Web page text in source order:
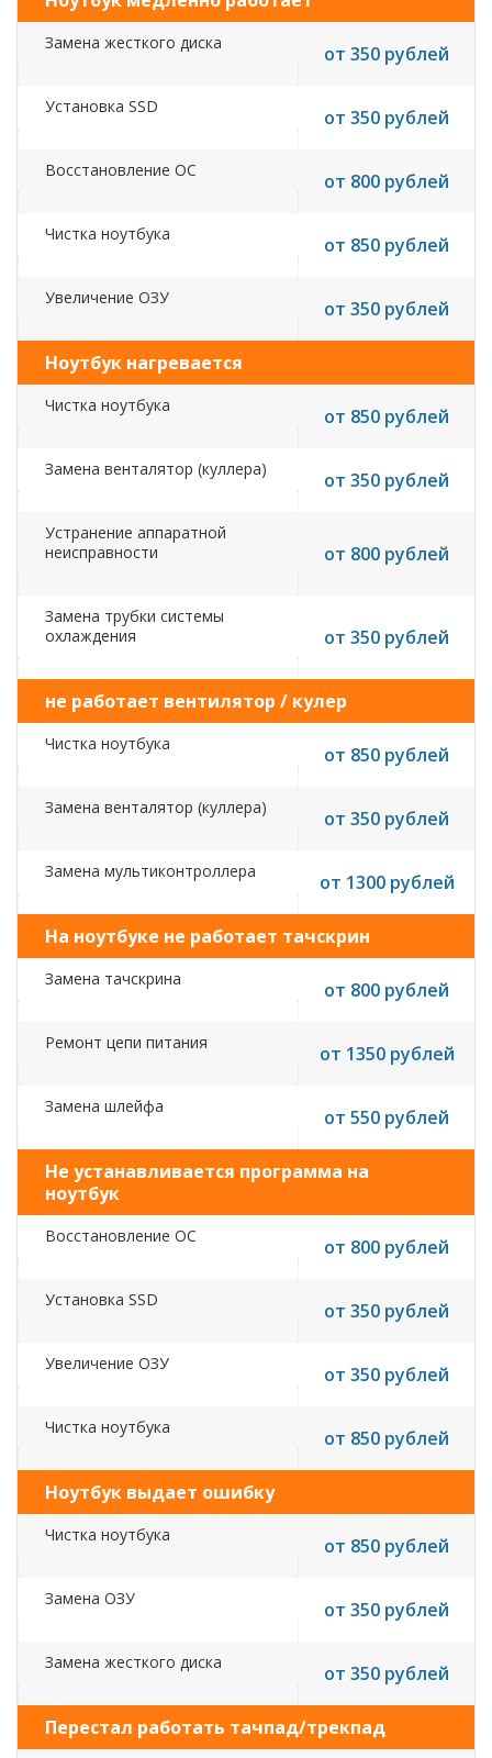
Замена жесткого диска от 350 рублей
Установка SSD от 350 рублей
Восстановление ОС от 800 рублей
Чистка ноутбука от 850 рублей
Увеличение ОЗУ от 350 рублей
Ноутбук нагревается
Чистка ноутбука от 850 рублей
Замена венталятор (куллера) от 350 рублей
Устранение аппаратной
неисправности
от 800 рублей
Замена трубки системы
охлаждения
от 350 рублей
не работает вентилятор / кулер
Чистка ноутбука от 850 рублей
Замена венталятор (куллера) от 350 рублей
Замена мультиконтроллера от 1300 рублей
На ноутбуке не работает тачскрин
Замена тачскрина от 800 рублей
Ремонт цепи питания от 1350 рублей
Замена шлейфа от 550 рублей
Не устанавливается программа на
ноутбук
Восстановление ОС от 800 рублей
Установка SSD от 350 рублей
Увеличение ОЗУ от 350 рублей
Чистка ноутбука от 850 рублей
Ноутбук выдает ошибку
Чистка ноутбука от 850 рублей
Замена ОЗУ от 350 рублей
Замена жесткого диска от 350 рублей
Перестал работать тачпад/трекпад